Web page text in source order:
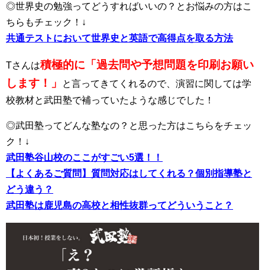
◎世界史の勉強ってどうすればいいの？とお悩みの方はこ
ちらもチェック！↓
共通テストにおいて世界史と英語で高得点を取る方法
Tさんは積極的に「過去問や予想問題を印刷お願い
します！」
と言ってきてくれるので、演習に関しては学
校教材と武田塾で補っていたような感じでした！
◎武田塾ってどんな塾なの？と思った方はこちらをチェッ
ク！↓
武田塾谷山校のここがすごい5選！！
【よくあるご質問】質問対応はしてくれる？個別指導塾と
どう違う？
武田塾は鹿児島の高校と相性抜群ってどういうこと？